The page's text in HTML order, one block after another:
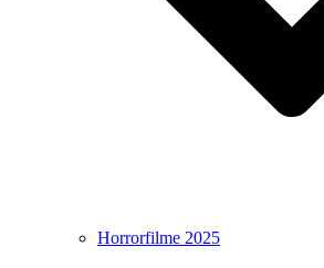
Horrorfilme 2025